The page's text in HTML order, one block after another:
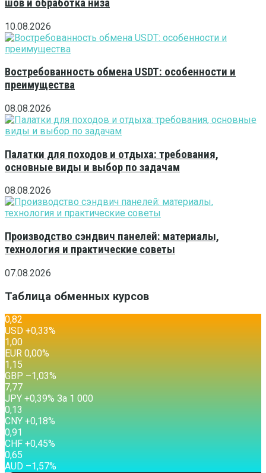
шов и обработка низа
10.08.2026
Востребованность обмена USDT: особенности и
преимущества
08.08.2026
Палатки для походов и отдыха: требования,
основные виды и выбор по задачам
08.08.2026
Производство сэндвич панелей: материалы,
технология и практические советы
07.08.2026
Таблица обменных курсов
0,82
USD +0,33%
1,00
EUR 0,00%
1,15
GBP –1,03%
7,77
JPY +0,39% За 1 000
0,13
CNY +0,18%
0,91
CHF +0,45%
0,65
AUD –1,57%